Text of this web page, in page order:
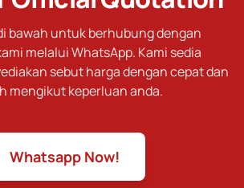
bawah untuk berhubung dengan
melalui WhatsApp. Kami sedia
sebut harga dengan cepat dan
mengikut keperluan anda.
Whatsapp Now!